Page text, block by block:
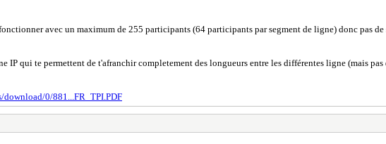
avec un maximum de 255 participants (64 participants par segment de ligne) donc pas
IP qui te permettent de t'afranchir completement des longueurs entre les différentes ligne (mais
0/881...FR_TPI.PDF